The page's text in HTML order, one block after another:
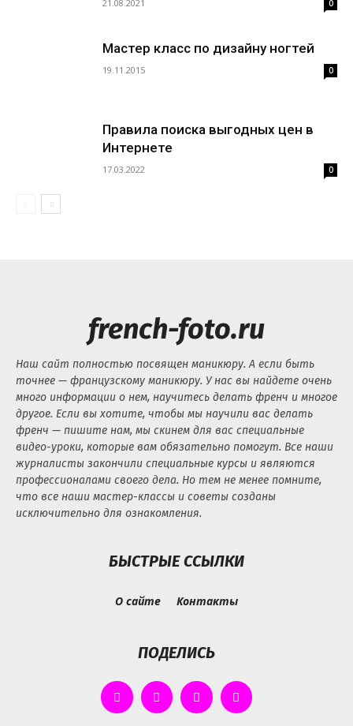
21.08.2021 0
Мастер класс по дизайну ногтей
19.11.2015 0
Правила поиска выгодных цен в
Интернете
17.03.2022 0
french-foto.ru
Наш сайт полностью посвящен маникюру. А если быть
точнее — французскому маникюру. У нас вы найдете очень
много информации о нем, научитесь делать френч и многое
другое. Если вы хотите, чтобы мы научили вас делать
френч — пишите нам, мы скинем для вас специальные
видео-уроки, которые вам обязательно помогут. Все наши
журналисты закончили специальные курсы и являются
профессионалами своего дела. Но тем не менее помните,
что все наши мастер-классы и советы созданы
исключительно для ознакомления.
БЫСТРЫЕ ССЫЛКИ
О сайте Контакты
ПОДЕЛИСЬ